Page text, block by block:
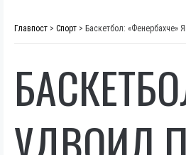
Главпост > Спорт > Баскетбол: «Фенербахче»